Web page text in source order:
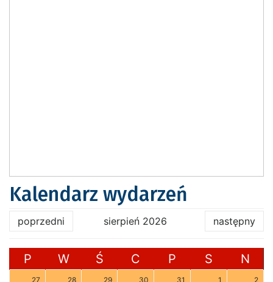
Kalendarz wydarzeń
poprzedni sierpień 2026 następny
P W Ś C P S N
27 28 29 30 31 1 2